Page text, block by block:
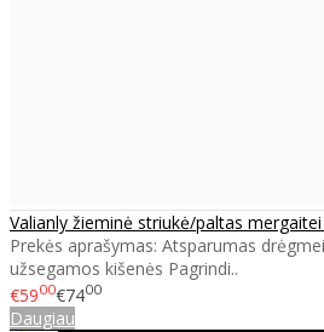
Valianly žieminė striukė/paltas
Prekės aprašymas: Atsparumas
užsegamos kišenės Pagrindi..
€5900€7400
Daugiau